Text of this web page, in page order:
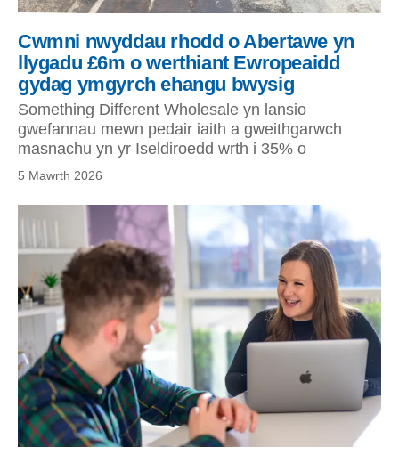
Cwmni nwyddau rhodd o Abertawe yn
llygadu £6m o werthiant Ewropeaidd
gydag ymgyrch ehangu bwysig
5 Mawrth 2026
Something Different Wholesale yn lansio
gwefannau mewn pedair iaith a gweithgarwch
masnachu yn yr Iseldiroedd wrth i 35% o